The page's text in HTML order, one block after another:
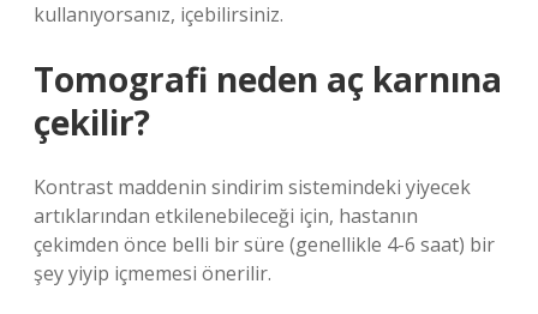
kullanıyorsanız, içebilirsiniz.
Tomografi neden aç karnına
çekilir?
Kontrast maddenin sindirim sistemindeki yiyecek
artıklarından etkilenebileceği için, hastanın
çekimden önce belli bir süre (genellikle 4-6 saat) bir
şey yiyip içmemesi önerilir.